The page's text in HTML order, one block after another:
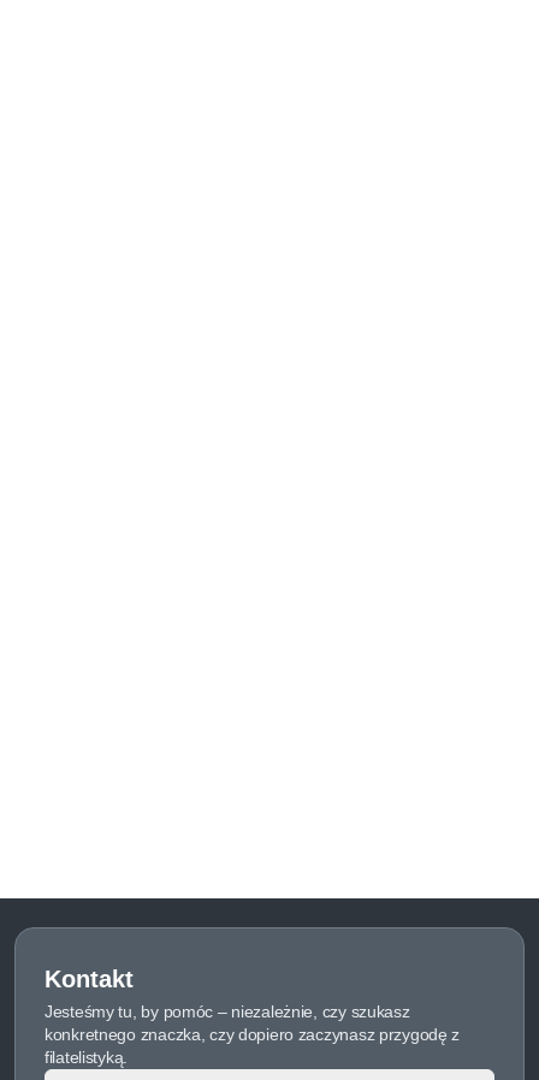
Kontakt
Jesteśmy tu, by pomóc – niezależnie, czy szukasz
konkretnego znaczka, czy dopiero zaczynasz przygodę z
filatelistyką.